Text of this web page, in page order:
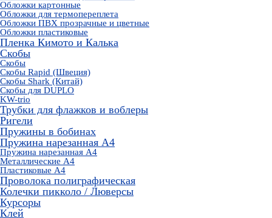
Обложки картонные
Обложки для термопереплета
Обложки ПВХ прозрачные и цветные
Обложки пластиковые
Пленка Кимото и Калька
Скобы
Скобы
Скобы Rapid (Швеция)
Скобы Shark (Китай)
Скобы для DUPLO
KW-trio
Трубки для флажков и воблеры
Ригели
Пружины в бобинах
Пружина нарезанная А4
Пружина нарезанная А4
Металлические А4
Пластиковые А4
Проволока полиграфическая
Колечки пикколо / Люверсы
Курсоры
Клей